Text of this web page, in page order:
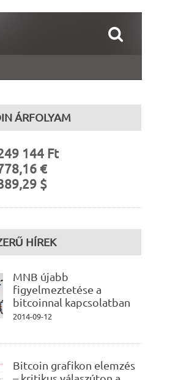
ÁRFOLYAM
144 Ft
€
$
HÍREK
MNB újabb
figyelmeztetése a
bitcoinnal kapcsolatban
2014-09-12
Bitcoin grafikon elemzés